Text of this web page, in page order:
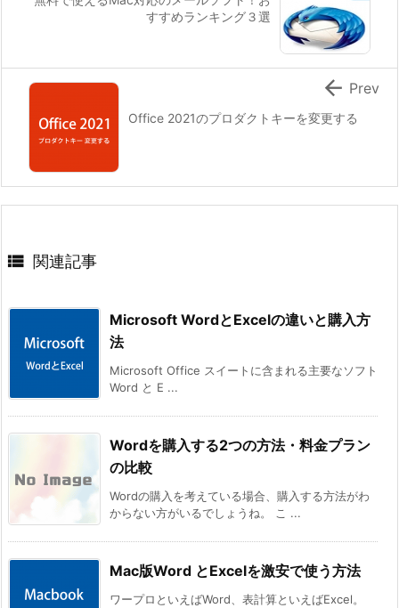
すすめランキング３選
Office 2021のプロダクトキーを変更する
 Prev
 関連記事
Microsoft WordとExcelの違いと購入方
法
Microsoft Office スイートに含まれる主要なソフト
Word と E ...
Wordを購入する2つの方法・料金プラン
の比較
Wordの購入を考えている場合、購入する方法がわ
からない方がいるでしょうね。 こ ...
Mac版Word とExcelを激安で使う方法
ワープロといえばWord、表計算といえばExcel。